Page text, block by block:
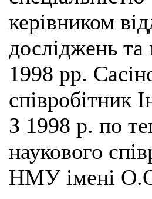
керівником
досліджень
1998 рр.
співробітник
З 1998 р. по
наукового
НМУ імені